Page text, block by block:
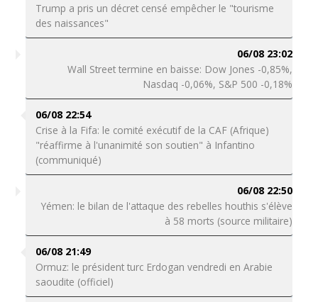
Trump a pris un décret censé empêcher le "tourisme
des naissances"
06/08 23:02
Wall Street termine en baisse: Dow Jones -0,85%,
Nasdaq -0,06%, S&P 500 -0,18%
06/08 22:54
Crise à la Fifa: le comité exécutif de la CAF (Afrique)
"réaffirme à l'unanimité son soutien" à Infantino
(communiqué)
06/08 22:50
Yémen: le bilan de l'attaque des rebelles houthis s'élève
à 58 morts (source militaire)
06/08 21:49
Ormuz: le président turc Erdogan vendredi en Arabie
saoudite (officiel)